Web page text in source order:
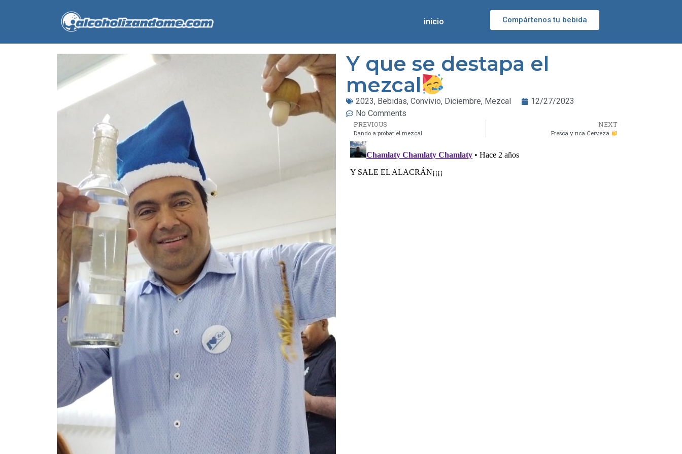
inicio Compártenos tu bebida
Y que se destapa el
mezcal
2023, Bebidas, Convivio, Diciembre, Mezcal
12/27/2023
No Comments
PREVIOUS
Dando a probar el mezcal
NEXT
Fresca y rica Cerveza